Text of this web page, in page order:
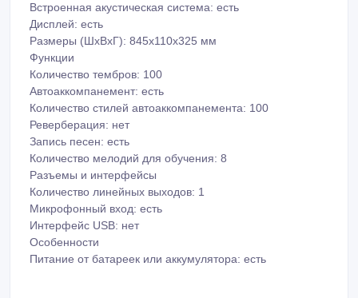
Подсветка клавиш: есть
Звуковые контроллеры
Педали: отсутствуют
Конструкция
Корпус: компактный
Встроенная акустическая система: есть
Дисплей: есть
Размеры (ШxВxГ): 845x110x325 мм
Функции
Количество тембров: 100
Автоаккомпанемент: есть
Количество стилей автоаккомпанемента: 100
Реверберация: нет
Запись песен: есть
Количество мелодий для обучения: 8